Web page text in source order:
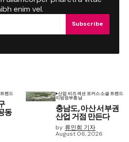
enim vel.
Subscribe
렌드
동
산업 비즈섹션 포커스소셜 트렌드
지방정부충남
충남도, 아산 서부권
산업 거점 만든다
by 류인희 기자
August 06, 2026